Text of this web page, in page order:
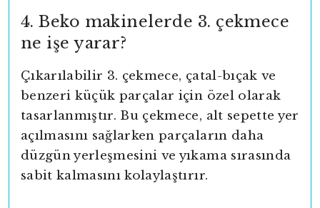
4. Beko makinelerde 3. çekmece
ne işe yarar?
Çıkarılabilir 3. çekmece, çatal-bıçak ve
benzeri küçük parçalar için özel olarak
tasarlanmıştır. Bu çekmece, alt sepette yer
açılmasını sağlarken parçaların daha
düzgün yerleşmesini ve yıkama sırasında
sabit kalmasını kolaylaştırır.